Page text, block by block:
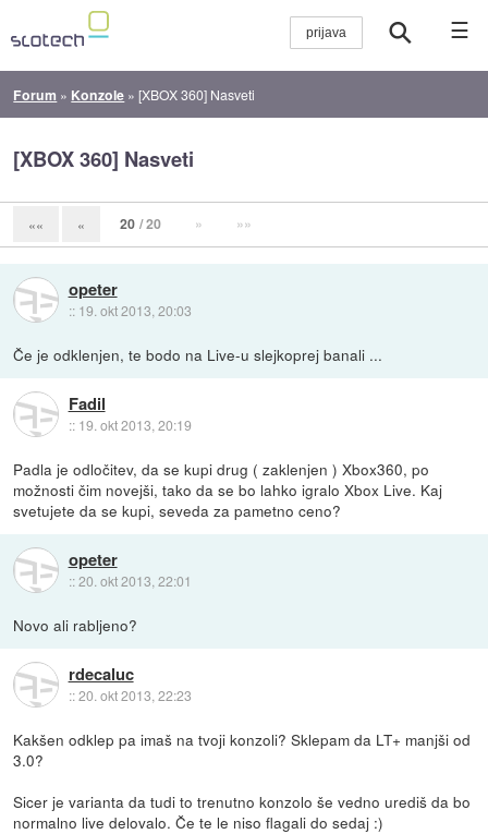
☰
Forum » Konzole »[XBOX 360] Nasveti
[XBOX 360] Nasveti
«« « 20 / 20 » »»
opeter
:: 19. okt 2013, 20:03
Če je odklenjen, te bodo na Live-u slejkoprej banali ...
Fadil
:: 19. okt 2013, 20:19
Padla je odločitev, da se kupi drug ( zaklenjen ) Xbox360, po
možnosti čim novejši, tako da se bo lahko igralo Xbox Live. Kaj
svetujete da se kupi, seveda za pametno ceno?
opeter
::20. okt 2013, 22:01
Novo ali rabljeno?
rdecaluc
::20. okt 2013, 22:23
Kakšen odklep pa imaš na tvoji konzoli? Sklepam da LT+ manjši od
3.0?
Sicer je varianta da tudi to trenutno konzolo še vedno urediš da bo
normalno live delovalo. Če te le niso flagali do sedaj :)